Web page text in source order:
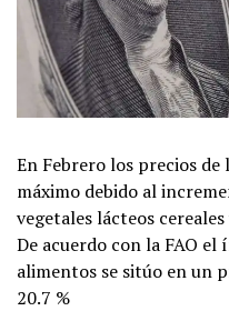
En Febrero los precios
máximo debido al
vegetales lácteos cereales
De acuerdo con la FAO el
alimentos se sitúo en un
20.7 %